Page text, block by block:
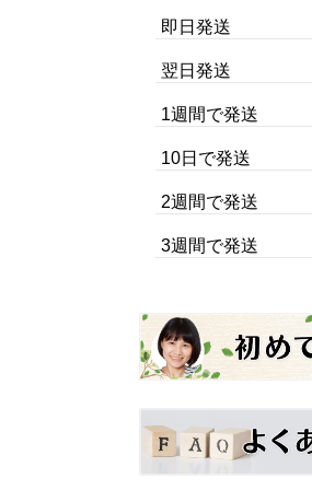
即日発送
翌日発送
1週間で発送
10日で発送
2週間で発送
3週間で発送